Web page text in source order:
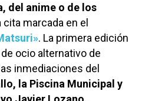
del anime o de los
cita marcada en el
. La primera edición
ocio alternativo de
inmediaciones del
la Piscina Municipal y